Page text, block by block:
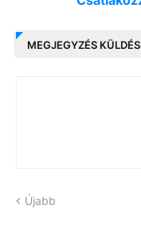
MEGJEGYZÉS
Újabb